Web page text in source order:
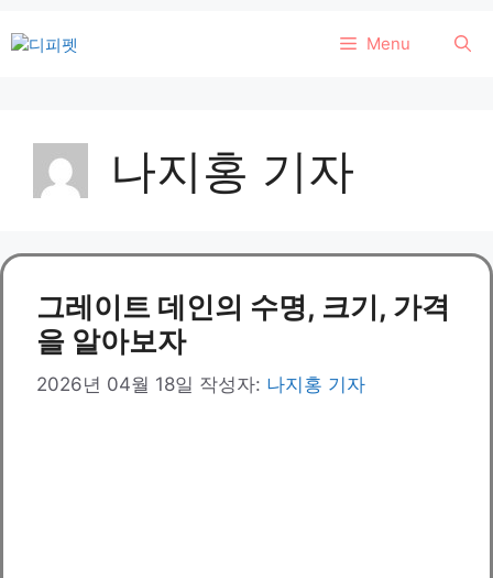
텐
Menu
나지홍 기자
그레이트 데인의 수명, 크기, 가격
을 알아보자
2026년 04월 18일 작성자: 나지홍 기자